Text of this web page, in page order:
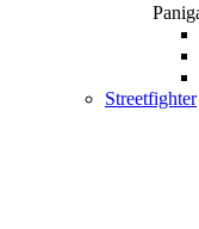
Streetfighter